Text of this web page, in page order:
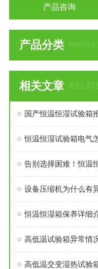
产品咨询
产品分类
相关文章
恒温恒湿试验箱电气
设备压缩机为什么有
恒温恒湿箱保养详细
高低温试验箱异常情
高低温交变湿热试验